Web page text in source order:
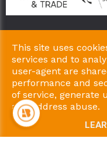
Copyright © 2026 AB-
|
Privacy &
This site uses
services and to
user-agent are
performance and
of service, generate
and address abuse.